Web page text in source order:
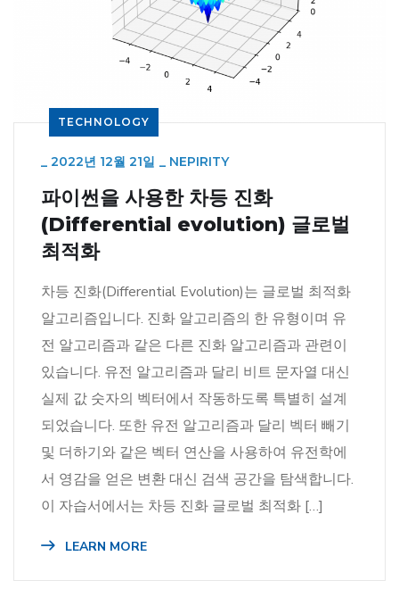
TECHNOLOGY
_ 2022년 12월 21일 _ NEPIRITY
파이썬을 사용한 차등 진화
(Differential evolution) 글로벌
최적화
차등 진화(Differential Evolution)는 글로벌 최적화
알고리즘입니다. 진화 알고리즘의 한 유형이며 유
전 알고리즘과 같은 다른 진화 알고리즘과 관련이
있습니다. 유전 알고리즘과 달리 비트 문자열 대신
실제 값 숫자의 벡터에서 작동하도록 특별히 설계
되었습니다. 또한 유전 알고리즘과 달리 벡터 빼기
및 더하기와 같은 벡터 연산을 사용하여 유전학에
서 영감을 얻은 변환 대신 검색 공간을 탐색합니다.
이 자습서에서는 차등 진화 글로벌 최적화 […]
LEARN MORE